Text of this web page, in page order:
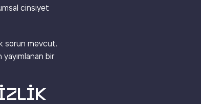
cinsiyet
sorun mevcut.
bir